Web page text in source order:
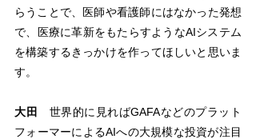
らうことで、医師や看護師にはなかった発想
で、医療に革新をもたらすようなAIシステム
を構築するきっかけを作ってほしいと思いま
す。
大田
世界的に見ればGAFAなどのプラット
フォーマーによるAIへの大規模な投資が注目